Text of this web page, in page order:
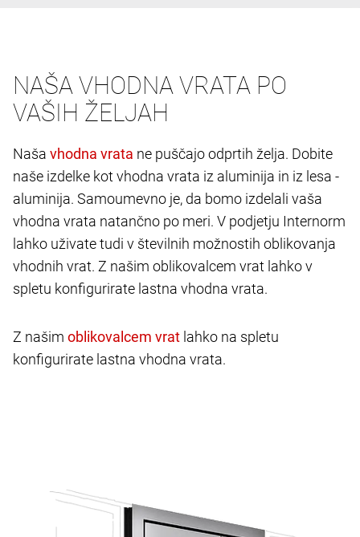
NAŠA VHODNA VRATA PO
VAŠIH ŽELJAH
Naša
ne puščajo odprtih želja. Dobite
naše izdelke kot vhodna vrata iz aluminija in iz lesa -
aluminija. Samoumevno je, da bomo izdelali vaša
vhodna vrata natančno po meri. V podjetju Internorm
lahko uživate tudi v številnih možnostih oblikovanja
vhodnih vrat. Z našim oblikovalcem vrat lahko v
spletu konfigurirate lastna vhodna vrata.
Z našim
lahko na spletu
konfigurirate lastna vhodna vrata.